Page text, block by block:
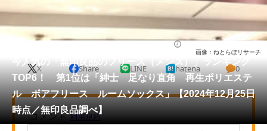
住まい
動物
メディア
注目記事を集めた総合ページ
今人気の「無印良品のフリース（メンズ）」ランキング
TOP6！ 第1位は「紳士 足なり直角 再生ポリエステ
ル ボアフリース ルームソックス」【2024年12月25日
時点／無印良品調べ】
画像：ねとらぼリサーチ
X Share LINE hatena 0